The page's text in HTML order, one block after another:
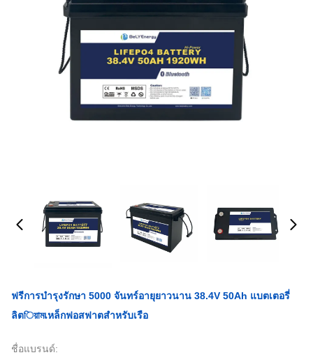
ฟรีการบํารุงรักษา 5000 จันทร์อายุยาวนาน 38.4V 50Ah แบตเตอรี่
ลิตিয়ামเหล็กฟอสฟาตสําหรับเรือ
ชื่อแบรนด์: